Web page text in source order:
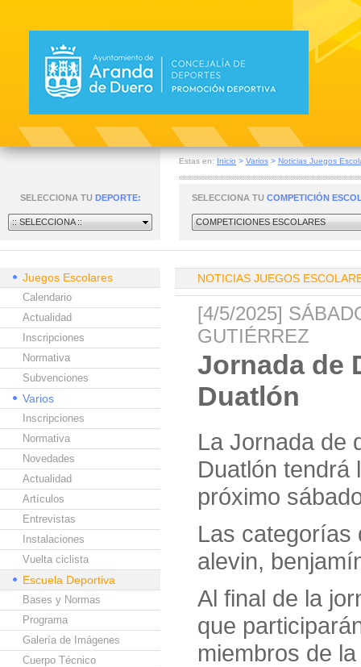
Estas en: Inicio > Varios > Noticias Juegos
SELECCIONA TU DEPORTE:
:: SELECCIONA ::
SELECCIONA TU COMPETICIÓN
COMPETICIONES ESCOLARES
Juegos Escolares
Calendario
Actualidad
Inscripciones
Normativa
Subvenciones
Varios
Inscripciones
Normativa
Novedades
Actualidad
Artículos
Entrevistas
Instalaciones
Vuelta ciclista
Escuela Deportiva
Bases y Normas
Programa
Galería de Imágenes
Cuerpo Técnico
NOTICIAS JUEGOS
[4/5/2025]
GUTIÉRREZ
Jornada de
Duatlón
La Jornada de
Duatlón tendrá
próximo
Las categorías
alevin,
Al final de la
que
miembros de